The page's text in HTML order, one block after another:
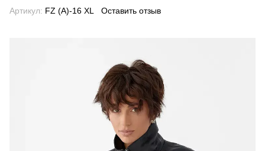
Артикул: FZ (A)-16 XL Оставить отзыв